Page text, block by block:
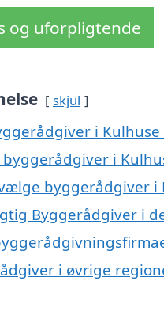
og uforpligtende
skjul
i
i
byggerådgiver i
Byggerådgiver i
i øvrige